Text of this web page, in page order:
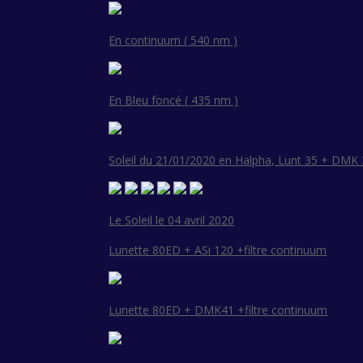
En continuum ( 540 nm )
En Bleu foncé ( 435 nm )
Soleil du 21/01/2020 en Halpha, Lunt 35 + DMK
Le Soleil le 04 avril 2020
Lunette 80ED + ASi 120 +filtre continuum
Lunette 80ED + DMK41 +filtre continuum